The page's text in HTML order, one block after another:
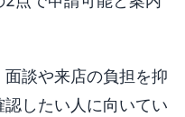
談や来店の負担を抑
したい人に向いてい